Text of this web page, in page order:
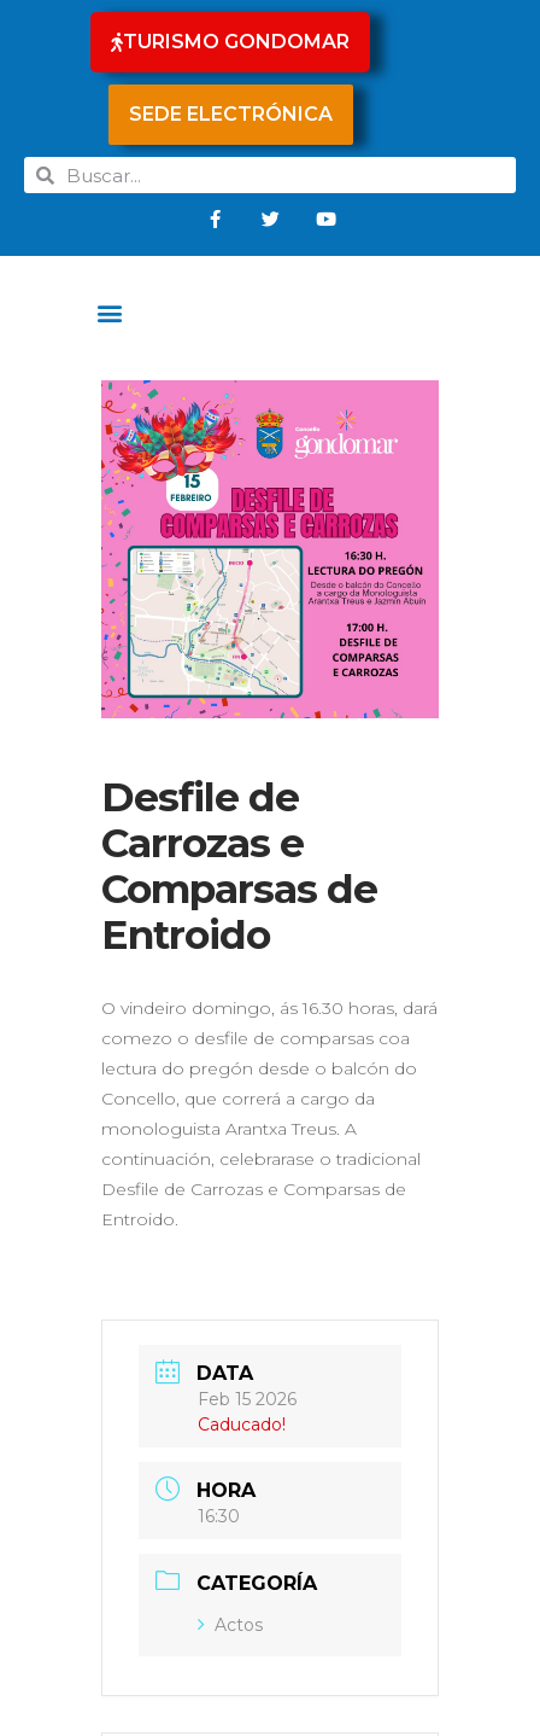
TURISMO GONDOMAR
SEDE ELECTRÓNICA
Desfile de
Carrozas e
Comparsas de
Entroido
O vindeiro domingo, ás 16.30 horas, dará
comezo o desfile de comparsas coa
lectura do pregón desde o balcón do
Concello, que correrá a cargo da
monologuista Arantxa Treus. A
continuación, celebrarase o tradicional
Desfile de Carrozas e Comparsas de
Entroido.
DATA
Feb 15 2026
Caducado!
HORA
16:30
CATEGORÍA
Actos